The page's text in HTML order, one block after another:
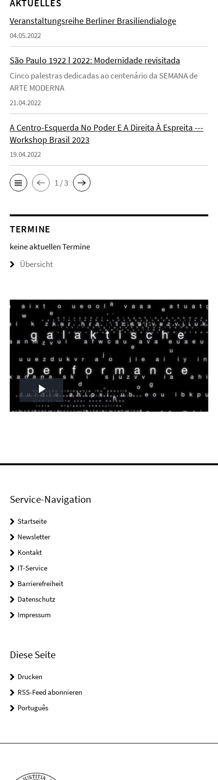
AKTUELLES
Veranstaltungsreihe Berliner Brasiliendialoge
04.05.2022
São Paulo 1922 ǀ 2022: Modernidade revisitada
Cinco palestras dedicadas ao centenário da SEMANA de
ARTE MODERNA
21.04.2022
A Centro-Esquerda No Poder E A Direita À Espreita ---
Workshop Brasil 2023
19.04.2022
1 / 3
TERMINE
keine aktuellen Termine
Übersicht
Play
Service-Navigation
Startseite
Newsletter
Kontakt
IT-Service
Barrierefreiheit
Datenschutz
Impressum
Diese Seite
Drucken
RSS-Feed abonnieren
Português